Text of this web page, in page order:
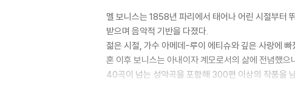
멜 보니스는 1858년 파리에서 태어나 어린 시절부터
받으며 음악적 기반을 다졌다.
젊은 시절, 가수 아메데-루이 에티슈와 깊은 사랑에
혼 이후 보니스는 아내이자 계모로서의 삶에 전념했
40곡이 넘는 성악곡을 포함해 300편 이상의 작품을